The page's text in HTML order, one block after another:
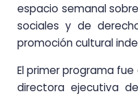
espacio semanal
sociales y de
promoción cultural
El primer programa
directora ejecutiva